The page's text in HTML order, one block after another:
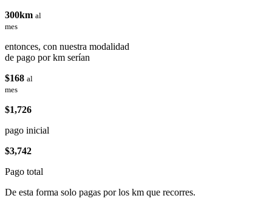
300km al
mes
entonces, con nuestra modalidad
de pago por km serían
$168 al
mes
$1,726
pago inicial
$3,742
Pago total
De esta forma solo pagas por los km que recorres.